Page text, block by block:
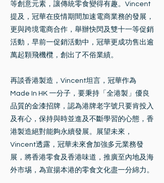
等創意元素，讓傳統零食變得有趣。Vincent
提及，冠華在疫情期間加速電商業務的發展，
更與跨境電商合作，舉辦快閃及雙十一等促銷
活動，早前一促銷活動中，冠華更成功售出逾
萬起顆飛機欖，創出了不俗業績。
再談香港製造，Vincent坦言，冠華作為
Made In HK 一分子，要秉持「全港製」優良
品質的金漆招牌，認為港牌老字號只要肯投入
及有心，保持與時並進及不斷學習的心態，香
港製造絕對能夠永續發展。展望未來，
Vincent透露，冠華未來會加強多元業務發
展，將香港零食及香港味道，推廣至內地及海
外市埸，為宣揚本港的零食文化盡一分綿力。